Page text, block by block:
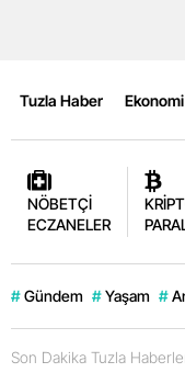
Tuzla Haber Ekonomi
NÖBETÇİ
ECZANELER
# Gündem # Yaşam #
Son Dakika Tuzla